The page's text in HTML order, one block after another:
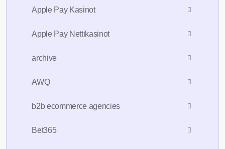
Apple Pay Kasinot
Apple Pay Nettikasinot
archive
AWQ
b2b ecommerce agencies
Bet365